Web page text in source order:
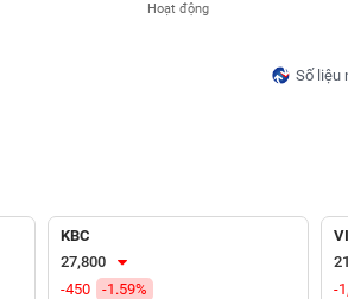
Số liệu
Hoạt động
KBC
27,800
-450
-1.59%
-